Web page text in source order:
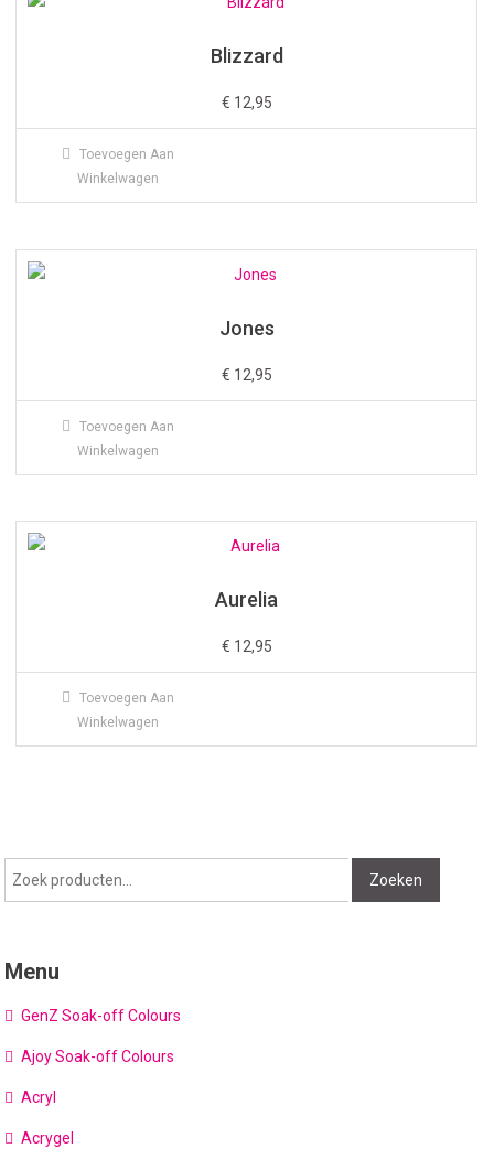
Blizzard
€ 12,95
Toevoegen Aan
Winkelwagen
Jones
€ 12,95
Toevoegen Aan
Winkelwagen
Aurelia
€ 12,95
Toevoegen Aan
Winkelwagen
Zoeken
naar:
Zoeken
Menu
GenZ Soak-off Colours
Ajoy Soak-off Colours
Acryl
Acrygel